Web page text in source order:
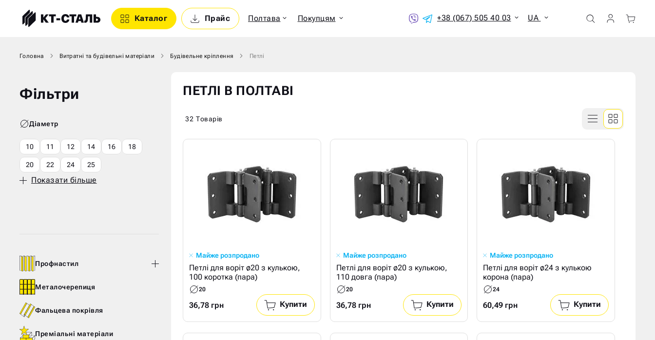
+38 (067) 505 40 03 UA
Каталог Прайс Полтава Покупцям
Головна Витратні та будівельні матеріали Будівельне кріплення Петлі
Фільтри
Діаметр
10 11 12 14 16 18
20 22 24 25
Показати більше
ПЕТЛІ В ПОЛТАВІ
32 Товарів
Майже розпродано
Петлі для воріт ø20 з кулькою,
100 коротка (пара)
20
36,78 грн Купити
Майже розпродано
Петлі для воріт ø20 з кулькою,
110 довга (пара)
20
36,78 грн Купити
Майже розпродано
Петлі для воріт ø24 з кулькою
корона (пара)
24
60,49 грн Купити
Профнастил
Металочерепиця
Фальцева покрівля
Преміальні матеріали